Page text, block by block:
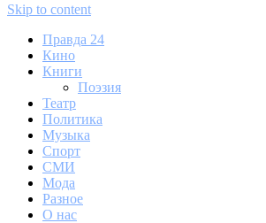
Skip to content
Правда 24
Кино
Книги
Поэзия
Театр
Политика
Музыка
Спорт
СМИ
Мода
Разное
О нас